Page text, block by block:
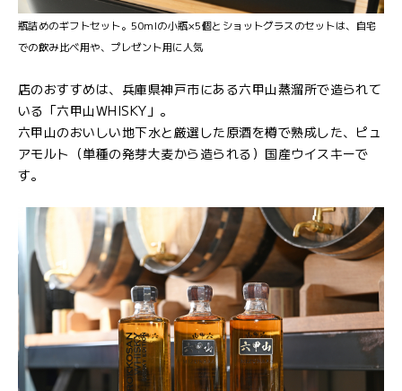
瓶詰めのギフトセット。50mlの小瓶×5個とショットグラスのセットは、自宅
での飲み比べ用や、プレゼント用に人気
店のおすすめは、兵庫県神戸市にある六甲山蒸溜所で造られて
いる「六甲山WHISKY」。
六甲山のおいしい地下水と厳選した原酒を樽で熟成した、ピュ
アモルト（単種の発芽大麦から造られる）国産ウイスキーで
す。